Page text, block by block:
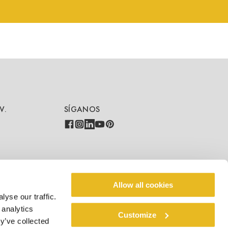
our traffic.
collected
Allow all cookies
Customize
SÍGANOS
COUNTRY - LANGUAGE
ES/ES